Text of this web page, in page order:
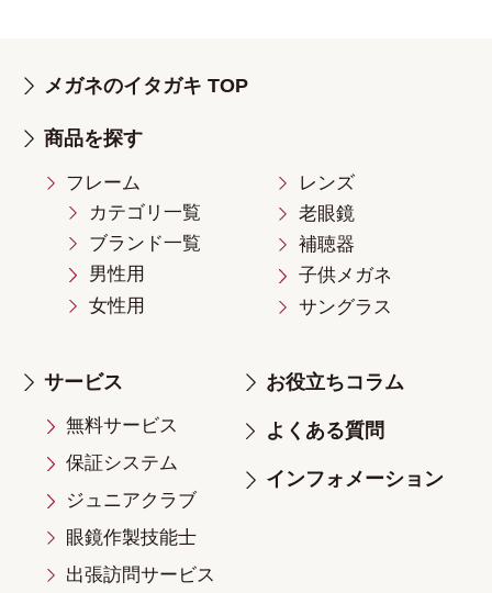
メガネのイタガキ TOP
商品を探す
フレーム
カテゴリ一覧
ブランド一覧
男性用
女性用
レンズ
老眼鏡
補聴器
子供メガネ
サングラス
サービス
無料サービス
保証システム
ジュニアクラブ
眼鏡作製技能士
出張訪問サービス
お役立ちコラム
よくある質問
インフォメーション